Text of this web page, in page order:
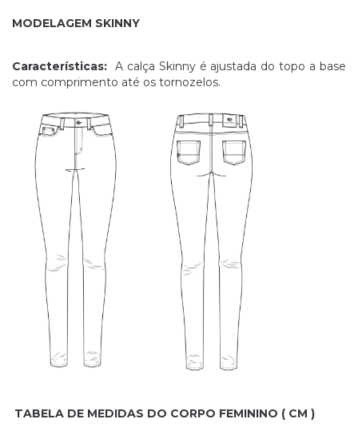
MODELAGEM SKINNY
Características: A calça Skinny é ajustada do topo a base
com comprimento até os tornozelos.
TABELA DE MEDIDAS DO CORPO FEMININO ( CM )